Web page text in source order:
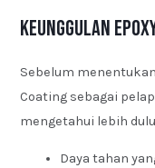
Keunggulan
Sebelum
Coating sebagai
mengetahui lebih
Daya tahan